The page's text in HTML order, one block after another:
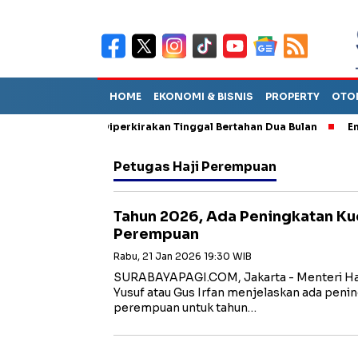
HOME EKONOMI & BISNIS PROPERTY
Sebut TPA Diperkirakan Tinggal Bertahan Dua Bulan Empat
Petugas Haji Perempuan
Tahun 2026, Ada Peningkatan
Perempuan
Rabu, 21 Jan 2026 19:30 WIB
SURABAYAPAGI.COM, Jakarta - Menteri
Yusuf atau Gus Irfan menjelaskan ada
perempuan untuk tahun…